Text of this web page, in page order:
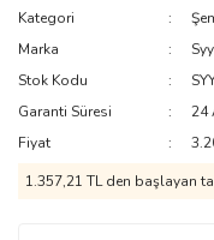
Kategori
Marka
Stok Kodu
Garanti Süresi
24
Fiyat
1.357,21 TL den başlayan